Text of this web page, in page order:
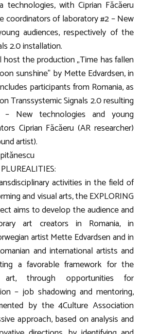
technologies, with Ciprian Făcăeru
coordinators of laboratory #2 – New
audiences, respectively of the
2.0 installation.
the production „Time has fallen
sunshine” by Mette Edvardsen, in
participants from Romania, as
Transsystemic Signals 2.0 resulting
– New technologies and young
Ciprian Făcăeru (AR researcher)
artist).
activities in the field of
and visual arts, the EXPLORING
aims to develop the audience and
art creators in Romania, in
artist Mette Edvardsen and in
and international artists and
a favorable framework for the
through opportunities for
– job shadowing and mentoring,
by the 4Culture Association
approach, based on analysis and